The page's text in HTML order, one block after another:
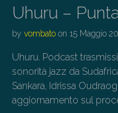
Uhuru –
by vombato on 15 Maggio
Uhuru. Podcast
sonorità jazz da
Sankara, Idrissa
aggiornamento sul